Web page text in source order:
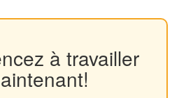
à travailler